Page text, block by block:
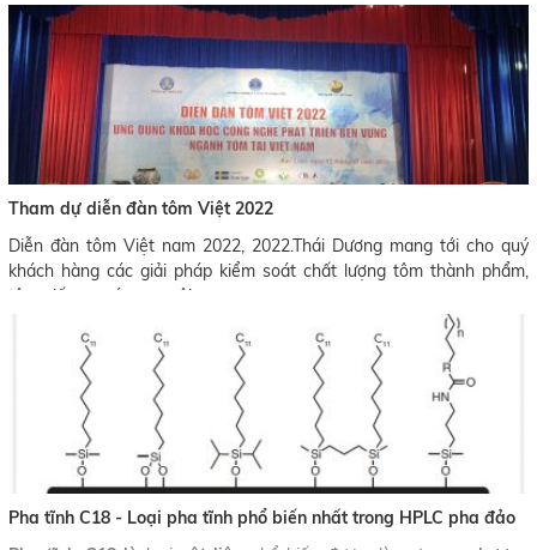
kháng sinh, khiến việc loại bỏ mầm bệnh khỏi các sản phẩm thực
phẩm trở nên rất khó khăn.
Tham dự diễn đàn tôm Việt 2022
Diễn đàn tôm Việt nam 2022, 2022.Thái Dương mang tới cho quý
khách hàng các giải pháp kiểm soát chất lượng tôm thành phẩm,
tôm giống, nước ao nuôi...
- Elisa kit và hệ thống máy elisa test dư lượng kháng sinh
- Đĩa môi trường chuẩn bị sẵn Compact Dry kiểm VSV
- Máy sản xuất nước HClO diệt khuẩn khử trùng ao nuôi tôm.
Pha tĩnh C18 - Loại pha tĩnh phổ biến nhất trong HPLC pha đảo